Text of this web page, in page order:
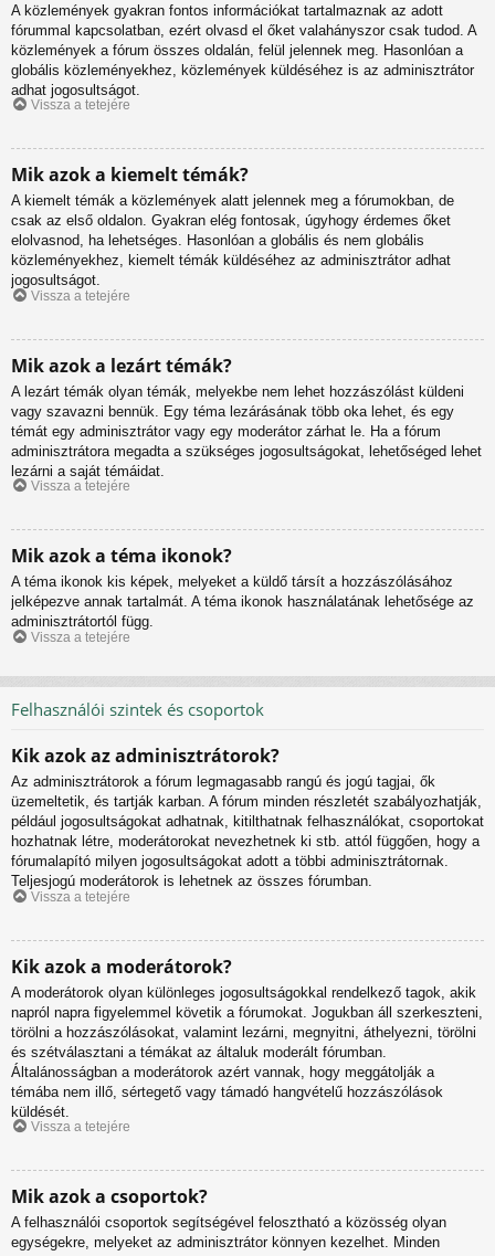
A közlemények gyakran fontos információkat tartalmaznak az adott
fórummal kapcsolatban, ezért olvasd el őket valahányszor csak tudod. A
közlemények a fórum összes oldalán, felül jelennek meg. Hasonlóan a
globális közleményekhez, közlemények küldéséhez is az adminisztrátor
adhat jogosultságot.
Vissza a tetejére
Mik azok a kiemelt témák?
A kiemelt témák a közlemények alatt jelennek meg a fórumokban, de
csak az első oldalon. Gyakran elég fontosak, úgyhogy érdemes őket
elolvasnod, ha lehetséges. Hasonlóan a globális és nem globális
közleményekhez, kiemelt témák küldéséhez az adminisztrátor adhat
jogosultságot.
Vissza a tetejére
Mik azok a lezárt témák?
A lezárt témák olyan témák, melyekbe nem lehet hozzászólást küldeni
vagy szavazni bennük. Egy téma lezárásának több oka lehet, és egy
témát egy adminisztrátor vagy egy moderátor zárhat le. Ha a fórum
adminisztrátora megadta a szükséges jogosultságokat, lehetőséged lehet
lezárni a saját témáidat.
Vissza a tetejére
Mik azok a téma ikonok?
A téma ikonok kis képek, melyeket a küldő társít a hozzászólásához
jelképezve annak tartalmát. A téma ikonok használatának lehetősége az
adminisztrátortól függ.
Vissza a tetejére
Felhasználói szintek és csoportok
Kik azok az adminisztrátorok?
Az adminisztrátorok a fórum legmagasabb rangú és jogú tagjai, ők
üzemeltetik, és tartják karban. A fórum minden részletét szabályozhatják,
például jogosultságokat adhatnak, kitilthatnak felhasználókat, csoportokat
hozhatnak létre, moderátorokat nevezhetnek ki stb. attól függően, hogy a
fórumalapító milyen jogosultságokat adott a többi adminisztrátornak.
Teljesjogú moderátorok is lehetnek az összes fórumban.
Vissza a tetejére
Kik azok a moderátorok?
A moderátorok olyan különleges jogosultságokkal rendelkező tagok, akik
napról napra figyelemmel követik a fórumokat. Jogukban áll szerkeszteni,
törölni a hozzászólásokat, valamint lezárni, megnyitni, áthelyezni, törölni
és szétválasztani a témákat az általuk moderált fórumban.
Általánosságban a moderátorok azért vannak, hogy meggátolják a
témába nem illő, sértegető vagy támadó hangvételű hozzászólások
küldését.
Vissza a tetejére
Mik azok a csoportok?
A felhasználói csoportok segítségével felosztható a közösség olyan
egységekre, melyeket az adminisztrátor könnyen kezelhet. Minden